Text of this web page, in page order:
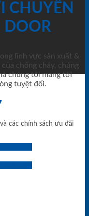
CHUYÊN
DOOR
lĩnh vực sản xuất &
chống cháy, chúng
chúng tôi mang tới
tuyệt đối.
các chính sách ưu đãi